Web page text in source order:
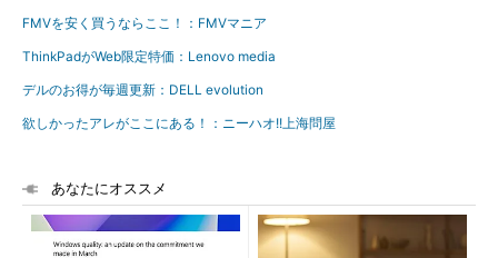
FMVを安く買うならここ！：FMVマニア
ThinkPadがWeb限定特価：Lenovo media
デルのお得が毎週更新：DELL evolution
欲しかったアレがここにある！：ニーハオ!!上海問屋
あなたにオススメ